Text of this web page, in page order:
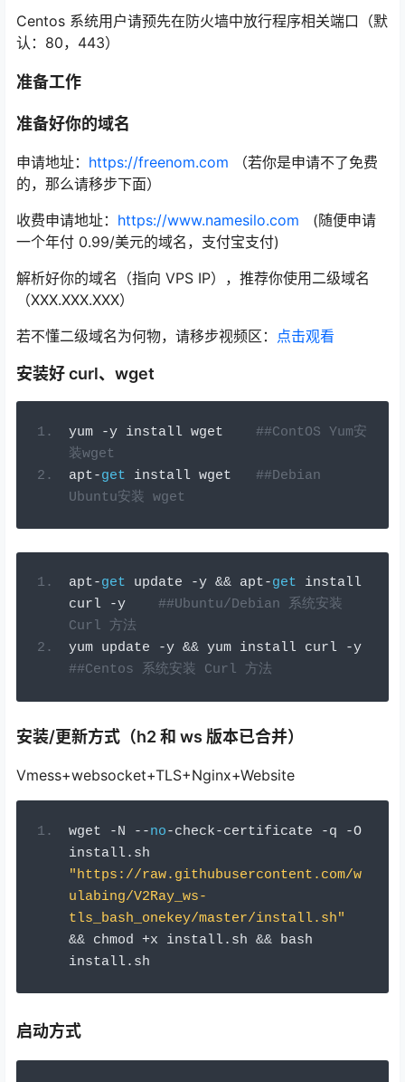
Centos 系统用户请预先在防火墙中放行程序相关端口（默
认：80，443）
准备工作
准备好你的域名
申请地址： https://freenom.com （若你是申请不了免费
的，那么请移步下面）
收费申请地址： https://www.namesilo.com (随便申请
一个年付 0.99/美元的域名，支付宝支付)
解析好你的域名（指向 VPS IP），推荐你使用二级域名
（XXX.XXX.XXX）
若不懂二级域名为何物，请移步视频区： 点击观看
安装好 curl、wget
yum -y install wget ##ContOS Yum安
装wget
apt-get install wget ##Debian
Ubuntu安装 wget
apt-get update -y && apt-get install
curl
-y ##Ubuntu/Debian 系统安装
Curl 方法
yum update
-y && yum install curl -
##Centos 系统安装 Curl 方法
安装/更新方式（h2 和 ws 版本已合并）
Vmess+websocket+TLS+Nginx+Website
wget -N --no-check-certificate -q -O
install.
"https://raw.githubusercontent.com/w
ulabing/V2Ray_ws-
tls_bash_onekey/master/install.sh"
&& chmod +x install. sh && bash
install. sh
启动方式